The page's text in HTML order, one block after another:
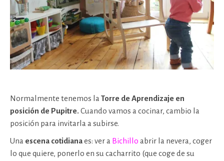
Normalmente tenemos la Torre de Aprendizaje en
posición de Pupitre. Cuando vamos a cocinar, cambio la
posición para invitarla a subirse.
Una escena cotidianaes: ver a Bichillo abrir la nevera, coger
lo que quiere, ponerlo en su cacharrito (que coge de su